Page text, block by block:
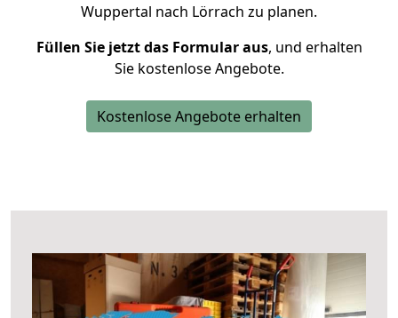
Wuppertal nach Lörrach zu planen.
Füllen Sie jetzt das Formular aus, und erhalten
Sie kostenlose Angebote.
Kostenlose Angebote erhalten